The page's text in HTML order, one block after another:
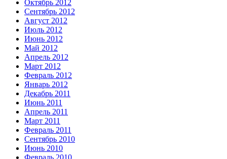
Октябрь 2012
Сентябрь 2012
Август 2012
Июль 2012
Июнь 2012
Май 2012
Апрель 2012
Март 2012
Февраль 2012
Январь 2012
Декабрь 2011
Июнь 2011
Апрель 2011
Март 2011
Февраль 2011
Сентябрь 2010
Июнь 2010
Февраль 2010